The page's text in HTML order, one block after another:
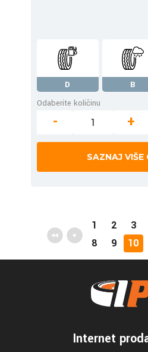
D B
Odaberite količinu
- +
SAZNAJ VIŠE
1 2 3
8
9 10
Internet